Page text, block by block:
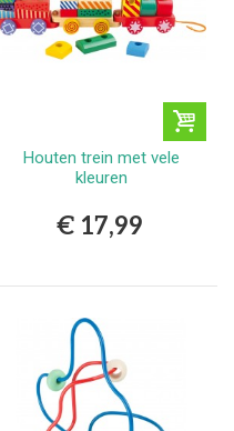
Houten trein met vele
kleuren
€ 17,99